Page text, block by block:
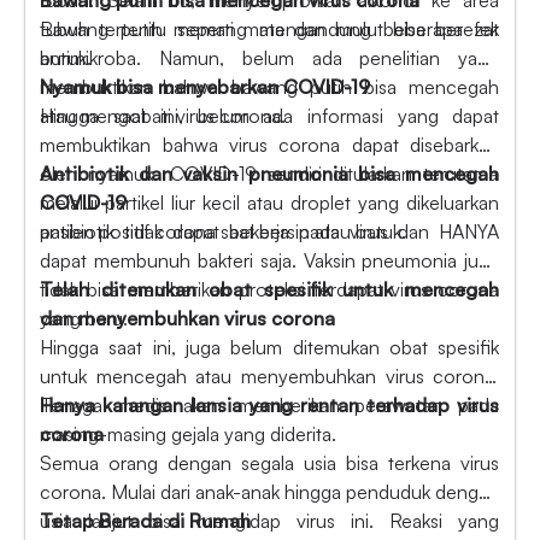
tubuh tertentu seperti mata dan mulut bisa berefek
buruk.
Bawang putih memang mengandung beberapa zat
antimikroba. Namun, belum ada penelitian yang
membuktikan bahwa bawang putih bisa mencegah
atau mengobati virus corona.
Nyamuk bisa menyebarkan COVID-19
Hingga saat ini, belum ada informasi yang dapat
membuktikan bahwa virus corona dapat disebarkan
oleh nyamuk. COVID-19 sendiri ditularkan terutama
melalui partikel liur kecil atau droplet yang dikeluarkan
pasien positif corona saat bersin atau batuk.
Antibiotik dan vaksin pneumonia bisa mencegah
COVID-19
antibiotik tidak dapat bekerja pada virus dan HANYA
dapat membunuh bakteri saja. Vaksin pneumonia juga
tidak bisa memberikan proteksi terdapat virus corona
yang baru.
Telah ditemukan obat spesifik untuk mencegah
dan menyembuhkan virus corona
Hingga saat ini, juga belum ditemukan obat spesifik
untuk mencegah atau menyembuhkan virus corona.
Tenaga medis akan memberikan perawatan pada
masing-masing gejala yang diderita.
Hanya kalangan lansia yang rentan terhadap virus
corona
Semua orang dengan segala usia bisa terkena virus
corona. Mulai dari anak-anak hingga penduduk dengan
usia lanjut bisa mengidap virus ini. Reaksi yang
Tetap Berada di Rumah